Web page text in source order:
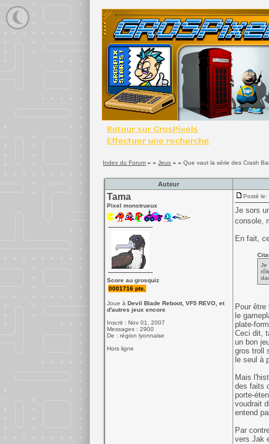
Index du Forum » »Jeux » »Que vaut la série des Crash
Auteur
Tama
Pixel monstrueux
Score au grosquiz
0001716 pts.
Joue à Devil Blade Reboot, VF5 REVO, et
d'autres jeux encore
Inscrit : Nov 01, 2007
Messages : 2900
De : région lyonnaise
Hors ligne
Posté le:
Je sors
console,
En fait,
Je
Pour
le
plate-
Ceci dit,
un bon
gros troll
le seul à
Mais
des faits
porte-
voudrait
entend
Par
vers Jak